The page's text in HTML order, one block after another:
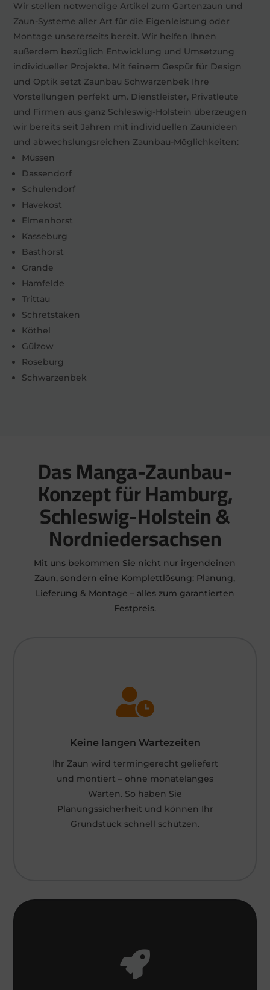
Wir stellen notwendige Artikel zum Gartenzaun und
Zaun-Systeme aller Art für die Eigenleistung oder
Montage unsererseits bereit. Wir helfen Ihnen
außerdem bezüglich Entwicklung und Umsetzung
individueller Projekte. Mit feinem Gespür für Design
und Optik setzt Zaunbau Schwarzenbek Ihre
Vorstellungen perfekt um. Dienstleister, Privatleute
und Firmen aus ganz Schleswig-Holstein überzeugen
wir bereits seit Jahren mit individuellen Zaunideen
und abwechslungsreichen Zaunbau-Möglichkeiten:
Müssen
Dassendorf
Schulendorf
Havekost
Elmenhorst
Kasseburg
Basthorst
Grande
Hamfelde
Trittau
Schretstaken
Köthel
Gülzow
Roseburg
Schwarzenbek
Das Manga-Zaunbau-
Konzept für Hamburg,
Schleswig-Holstein &
Nordniedersachsen
Mit uns bekommen Sie nicht nur irgendeinen
Zaun, sondern eine Komplettlösung: Planung,
Lieferung & Montage – alles zum garantierten
Festpreis.

Keine langen Wartezeiten
Ihr Zaun wird termingerecht geliefert
und montiert – ohne monatelanges
Warten. So haben Sie
Planungssicherheit und können Ihr
Grundstück schnell schützen.
